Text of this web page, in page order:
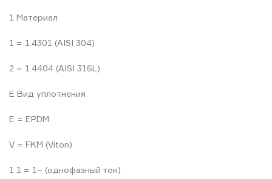
1 Материал
1 = 1.4301 (AISI 304)
2 = 1.4404 (AISI 316L)
E Вид уплотнения
E = EPDM
V = FKM (Viton)
1 1 = 1~ (однофазный ток)